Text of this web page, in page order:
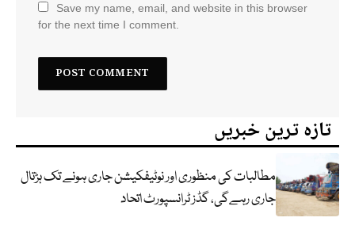
Save my name, email, and website in this browser
for the next time I comment.
تازہ ترین خبریں
مطالبات کی منظوری اور نوٹیفکیشن جاری ہونے تک ہڑتال
جاری رہےگی، گڈز ٹرانسپورٹ اتحاد